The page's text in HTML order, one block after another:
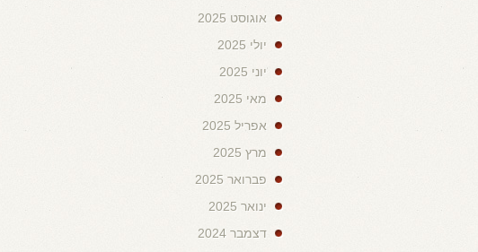
אוגוסט 2025
יולי 2025
יוני 2025
מאי 2025
אפריל 2025
מרץ 2025
פברואר 2025
ינואר 2025
דצמבר 2024